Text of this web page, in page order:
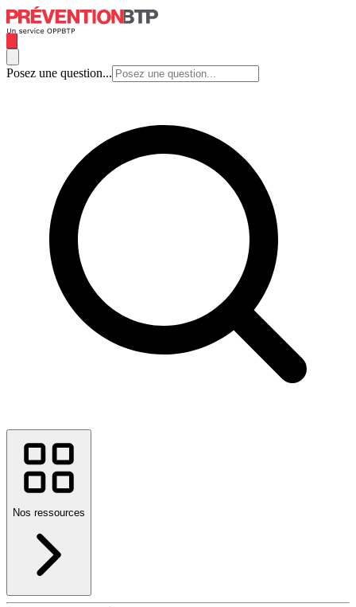
Posez une question...
Nos ressources